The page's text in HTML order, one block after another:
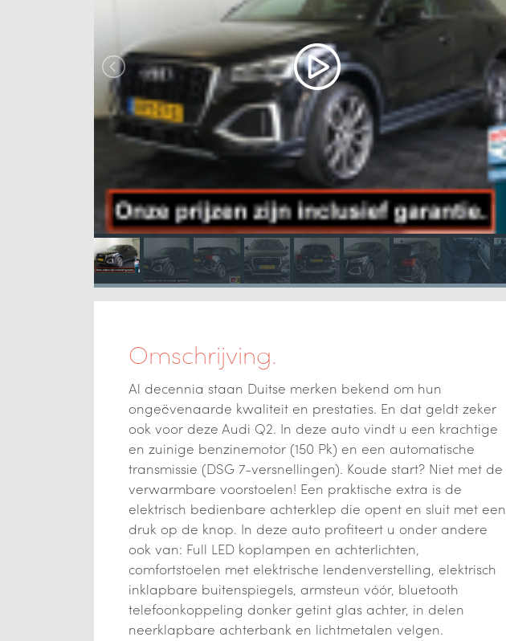
Omschrijving.
Al decennia staan Duitse merken bekend om hun
ongeëvenaarde kwaliteit en prestaties. En dat geldt zeker
ook voor deze Audi Q2. In deze auto vindt u een krachtige
en zuinige benzinemotor (150 Pk) en een automatische
transmissie (DSG 7-versnellingen). Koude start? Niet met de
verwarmbare voorstoelen! Een praktische extra is de
elektrisch bedienbare achterklep die opent en sluit met een
druk op de knop. In deze auto profiteert u onder andere
ook van: Full LED koplampen en achterlichten,
comfortstoelen met elektrische lendenverstelling, elektrisch
inklapbare buitenspiegels, armsteun vóór, bluetooth
telefoonkoppeling donker getint glas achter, in delen
neerklapbare achterbank en lichtmetalen velgen.